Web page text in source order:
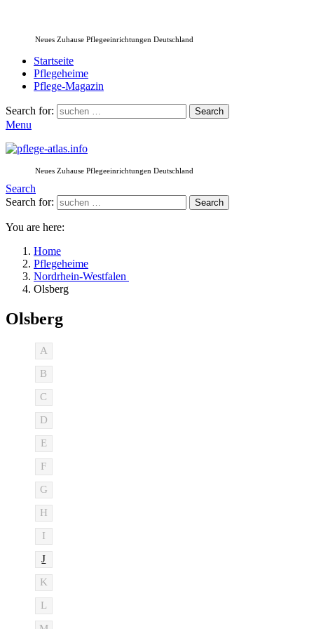
Neues Zuhause Pflegeeinrichtungen Deutschland
Startseite
Pflegeheime
Pflege-Magazin
Search for: Search
Menu
Neues Zuhause Pflegeeinrichtungen Deutschland
Search
Search for:
Search
You are here:
Home
Pflegeheime
Nordrhein-Westfalen
Olsberg
Olsberg
A
B
C
D
E
F
G
H
I
J
K
L